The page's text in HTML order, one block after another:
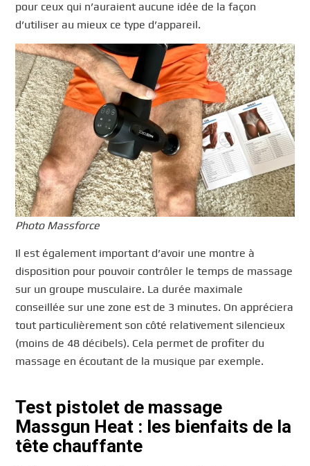
pour ceux qui n’auraient aucune idée de la façon
d’utiliser au mieux ce type d’appareil.
Photo Massforce
Il est également important d’avoir une montre à
disposition pour pouvoir contrôler le temps de massage
sur un groupe musculaire. La durée maximale
conseillée sur une zone est de 3 minutes. On appréciera
tout particulièrement son côté relativement silencieux
(moins de 48 décibels). Cela permet de profiter du
massage en écoutant de la musique par exemple.
Test pistolet de massage
Massgun Heat : les bienfaits de la
tête chauffante